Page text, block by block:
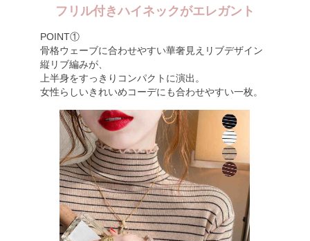
フリル付きハイネックがエレガント
POINT①
骨格ウェーブに合わせやすい華奢見えリブデザイン
縦リブ編みが、
上半身をすっきりコンパクトに演出。
女性らしいきれいめコーデにも合わせやすい一枚。